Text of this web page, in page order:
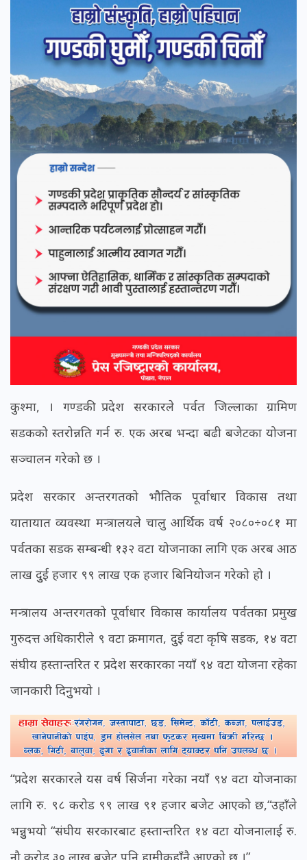
कुश्मा, । गण्डकी प्रदेश सरकारले पर्वत जिल्लाका ग्रामिण
सडकको स्तरोन्नति गर्न रु. एक अरब भन्दा बढी बजेटका योजना
सञ्चालन गरेको छ ।
प्रदेश सरकार अन्तरगतको भौतिक पूर्वाधार विकास तथा
यातायात व्यवस्था मन्त्रालयले चालु आर्थिक वर्ष २०८०÷०८१ मा
पर्वतका सडक सम्बन्धी १३२ वटा योजनाका लागि एक अरब आठ
लाख दुुई हजार ९९ लाख एक हजार बिनियोजन गरेको हो ।
मन्त्रालय अन्तरगतको पूर्वाधार विकास कार्यालय पर्वतका प्रमुख
गुरुदत्त अधिकारीले ९ वटा क्रमागत, दुुई वटा कृषि सडक, १४ वटा
संघीय हस्तान्तरित र प्रदेश सरकारका नयाँ ९४ वटा योजना रहेका
जानकारी दिनुुभयो ।
“प्रदेश सरकारले यस वर्ष सिर्जना गरेका नयाँ ९४ वटा योजनाका
लागि रु. ९८ करोड ९९ लाख ९१ हजार बजेट आएको छ,“उहाँले
भन्नुुभयो “संघीय सरकारबाट हस्तान्तरित १४ वटा योजनालाई रु.
नौ करोड ३० लाख बजेट पनि हामीकहाँनै आएको छ ।”